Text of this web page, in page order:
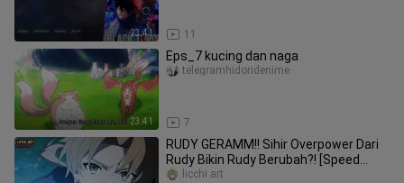
23:41 11
23:41
Eps_7 kucing dan naga
7
telegramhidoridenime
RUDY GERAMM!! Sihir Overpower Dari
Rudy Bikin Rudy Berubah?! [Speed
Paint] Mushoku Tensei
licchi.art